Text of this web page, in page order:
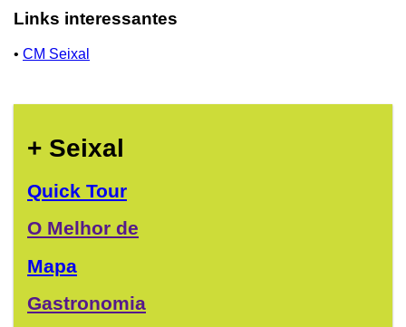
Links interessantes
• CM Seixal
+ Seixal
Quick Tour
O Melhor de
Mapa
Gastronomia